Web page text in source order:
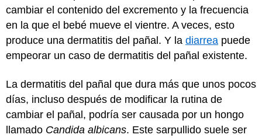
cambiar el contenido del excremento y la frecuencia
en la que el bebé mueve el vientre. A veces, esto
produce una dermatitis del pañal. Y la diarrea puede
empeorar un caso de dermatitis del pañal existente.
La dermatitis del pañal que dura más que unos pocos
días, incluso después de modificar la rutina de
cambiar el pañal, podría ser causada por un hongo
llamado Candida albicans. Este sarpullido suele ser